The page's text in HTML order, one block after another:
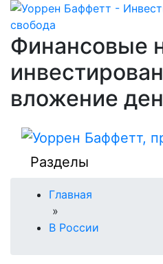
Финансовые
вложение
Разделы
Главная
»
В России